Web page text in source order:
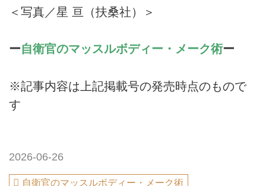
＜写真／星 亘（扶桑社）＞
ー自衛官のマッスルボディー・メーク術ー
※記事内容は上記掲載号の発売時点のもので
す
2026-06-26
自衛官のマッスルボディー・メーク術